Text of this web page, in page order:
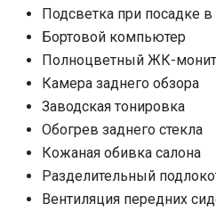
Подсветка при посадке в
Бортовой компьютер
Полноцветный ЖК-
Камера заднего обзора
Заводская тонировка
Обогрев заднего стекла
Кожаная обивка салона
Разделительный
Вентиляция передних